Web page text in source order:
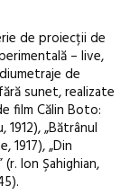
de proiecții de
– live,
de
sunet, realizate
film Călin Boto:
„Bătrânul
1917), „Din
Ion Şahighian,